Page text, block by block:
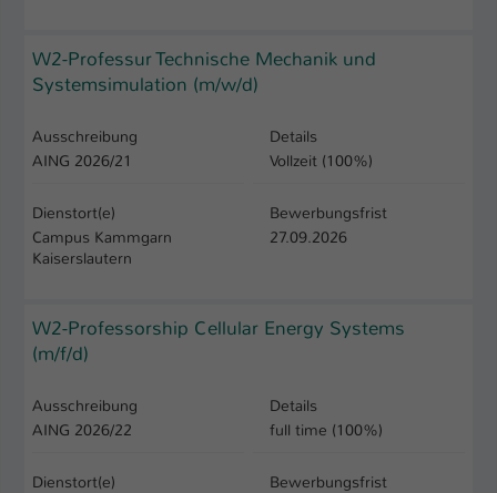
W2-Professur Technische Mechanik und
Systemsimulation (m/w/d)
Ausschreibung
AING 2026/21
Details
Vollzeit (100%)
Dienstort(e)
Campus Kammgarn
Kaiserslautern
Bewerbungsfrist
27.09.2026
W2-Professorship Cellular Energy Systems
(m/f/d)
Ausschreibung
AING 2026/22
Details
full time (100%)
Dienstort(e)
Bewerbungsfrist